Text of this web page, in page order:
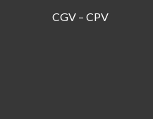
CGV – CPV